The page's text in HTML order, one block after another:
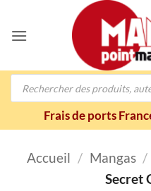
contenu
Recherche
Frais de ports
Accueil / Mangas /
Secret